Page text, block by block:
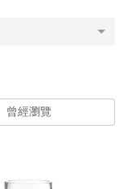
曾經瀏覽